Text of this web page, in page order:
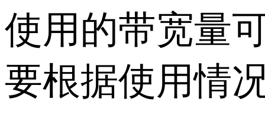
使用的带宽量
要根据使用情